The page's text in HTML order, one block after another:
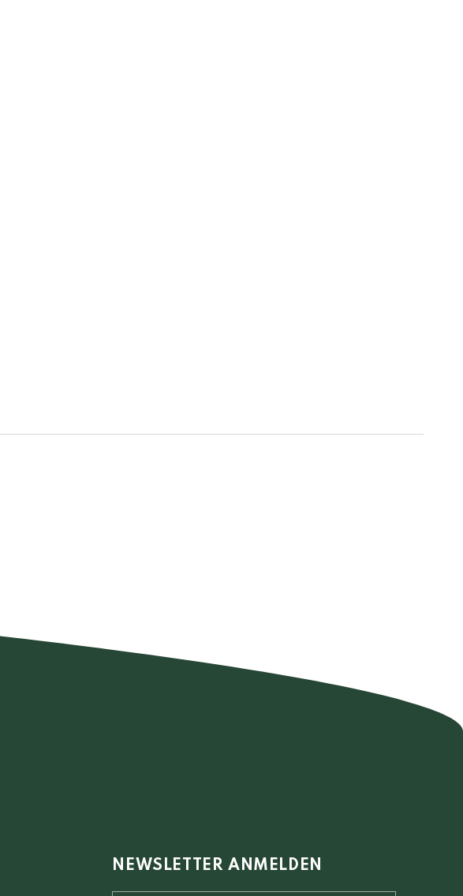
NEWSLETTER ANMELDEN